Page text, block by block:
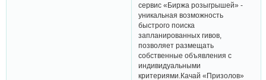
сервис «Биржа розыгрышей» -
уникальная возможность
быстрого поиска
запланированных гивов,
позволяет размещать
собственные объявления с
индивидуальными
критериями.Качай «Призолов»